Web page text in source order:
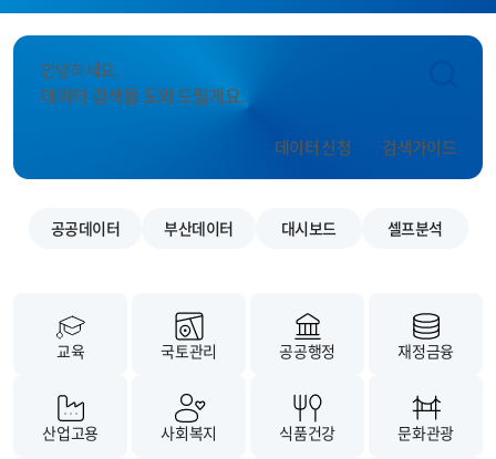
안녕하세요.
데이터 검색을 도와 드릴게요.
데이터 신청 검색가이드
공공데이터 부산데이터 대시보드 셀프분석
교육 국토관리 공공행정 재정금융
산업고용 사회복지 식품건강 문화관광